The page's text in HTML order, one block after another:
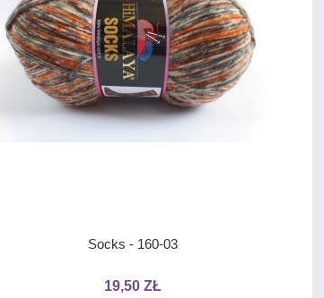
Socks - 160-03
19,50 ZŁ